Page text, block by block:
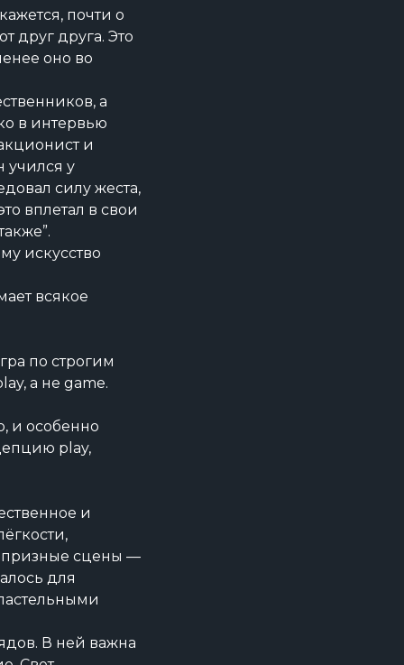
почти о
друг друга. Это
оно во
а
в интервью
и
учился у
силу жеста,
вплетал в свои
искусство
всякое
по строгим
а не game.
и особенно
play,
и
сцены —
для
В ней важна